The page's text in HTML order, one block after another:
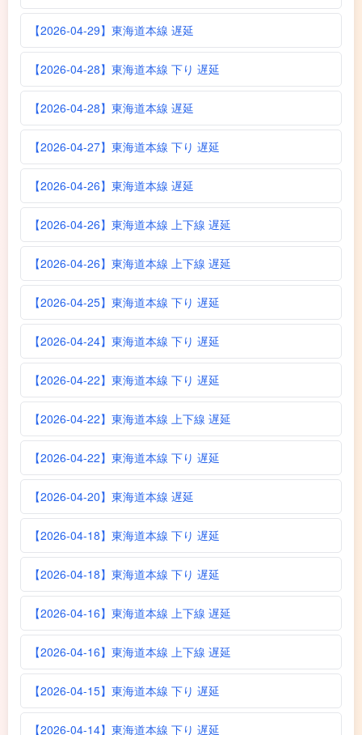
【2026-04-29】東海道本線 遅延
【2026-04-28】東海道本線 下り 遅延
【2026-04-28】東海道本線 遅延
【2026-04-27】東海道本線 下り 遅延
【2026-04-26】東海道本線 遅延
【2026-04-26】東海道本線 上下線 遅延
【2026-04-26】東海道本線 上下線 遅延
【2026-04-25】東海道本線 下り 遅延
【2026-04-24】東海道本線 下り 遅延
【2026-04-22】東海道本線 下り 遅延
【2026-04-22】東海道本線 上下線 遅延
【2026-04-22】東海道本線 下り 遅延
【2026-04-20】東海道本線 遅延
【2026-04-18】東海道本線 下り 遅延
【2026-04-18】東海道本線 下り 遅延
【2026-04-16】東海道本線 上下線 遅延
【2026-04-16】東海道本線 上下線 遅延
【2026-04-15】東海道本線 下り 遅延
【2026-04-14】東海道本線 下り 遅延